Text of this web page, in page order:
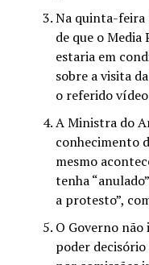
Na quinta-feira
de que o
estaria em
sobre a visita
o referido
A Ministra do
conhecimento
mesmo
tenha
a protesto”,
O Governo
poder